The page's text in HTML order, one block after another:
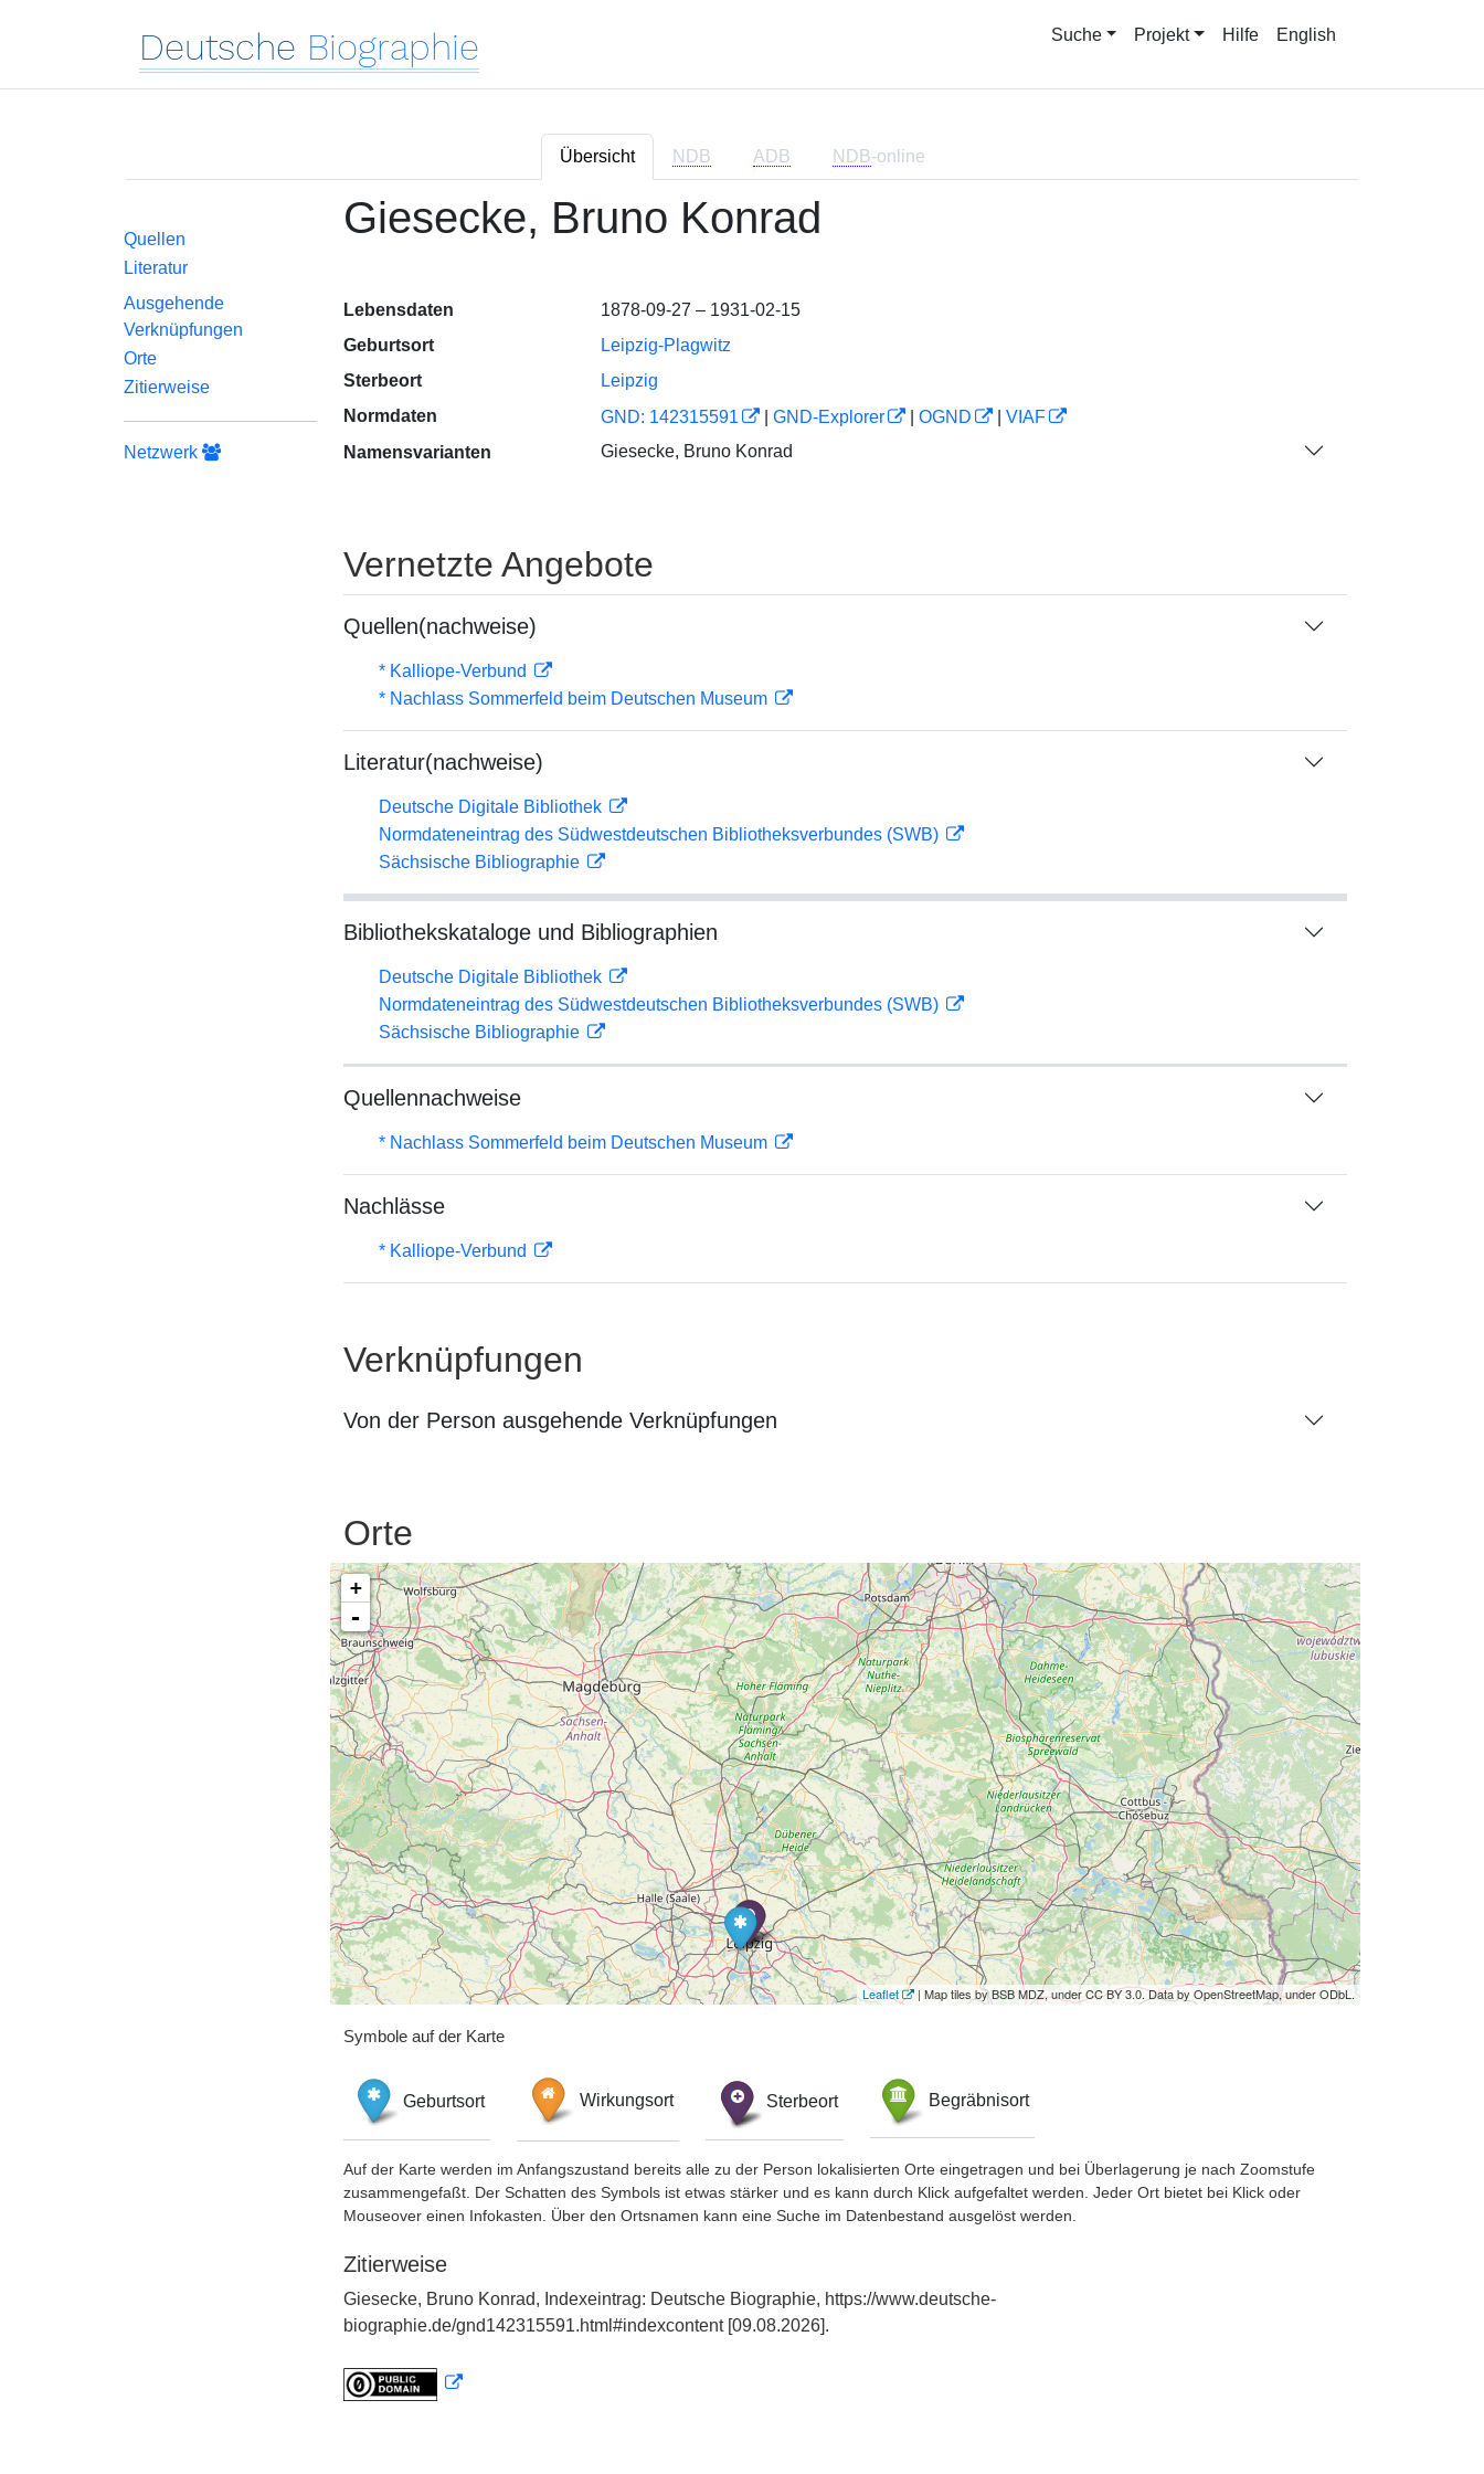
Deutsche Biographie Suche Projekt Hilfe English
Übersicht NDB ADB NDB-online
Quellen
Literatur
Ausgehende
Verknüpfungen
Orte
Zitierweise
Netzwerk
Giesecke, Bruno Konrad
Lebensdaten
1878-09-27 – 1931-02-15
Geburtsort
Leipzig-Plagwitz
Sterbeort
Leipzig
Normdaten
GND: 142315591 GND-Explorer OGND
VIAF
Namensvarianten
Giesecke, Bruno Konrad
Vernetzte Angebote
Quellen(nachweise)
* Kalliope-Verbund
* Nachlass Sommerfeld beim Deutschen Museum
Literatur(nachweise)
Deutsche Digitale Bibliothek
Normdateneintrag des Südwestdeutschen Bibliotheksverbundes (SWB)
Sächsische Bibliographie
Bibliothekskataloge und Bibliographien
Deutsche Digitale Bibliothek
Normdateneintrag des Südwestdeutschen Bibliotheksverbundes (SWB)
Sächsische Bibliographie
Quellennachweise
* Nachlass Sommerfeld beim Deutschen Museum
Nachlässe
* Kalliope-Verbund
Verknüpfungen
Von der Person ausgehende Verknüpfungen
Orte
+
-
Leaflet | Map tiles by BSB MDZ, under CC BY 3.0. Data by OpenStreetMap, under ODbL.
Symbole auf der Karte
Geburtsort Wirkungsort Sterbeort Begräbnisort
Auf der Karte werden im Anfangszustand bereits alle zu der Person lokalisierten Orte eingetragen und bei Überlagerung je nach Zoomstufe
zusammengefaßt. Der Schatten des Symbols ist etwas stärker und es kann durch Klick aufgefaltet werden. Jeder Ort bietet bei Klick oder
Mouseover einen Infokasten. Über den Ortsnamen kann eine Suche im Datenbestand ausgelöst werden.
Zitierweise
Giesecke, Bruno Konrad, Indexeintrag: Deutsche Biographie, https://www.deutsche-
biographie.de/gnd142315591.html#indexcontent [09.08.2026].